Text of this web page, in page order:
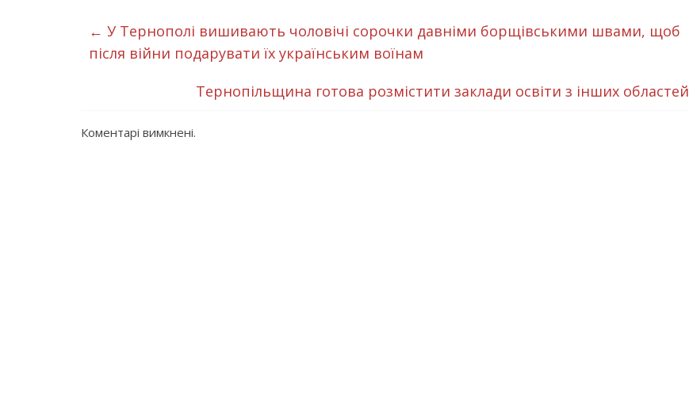
← У Тернополі вишивають чоловічі сорочки давніми борщівськими швами, щоб
після війни подарувати їх українським воїнам
Тернопільщина готова розмістити заклади освіти з інших областей
Коментарі вимкнені.